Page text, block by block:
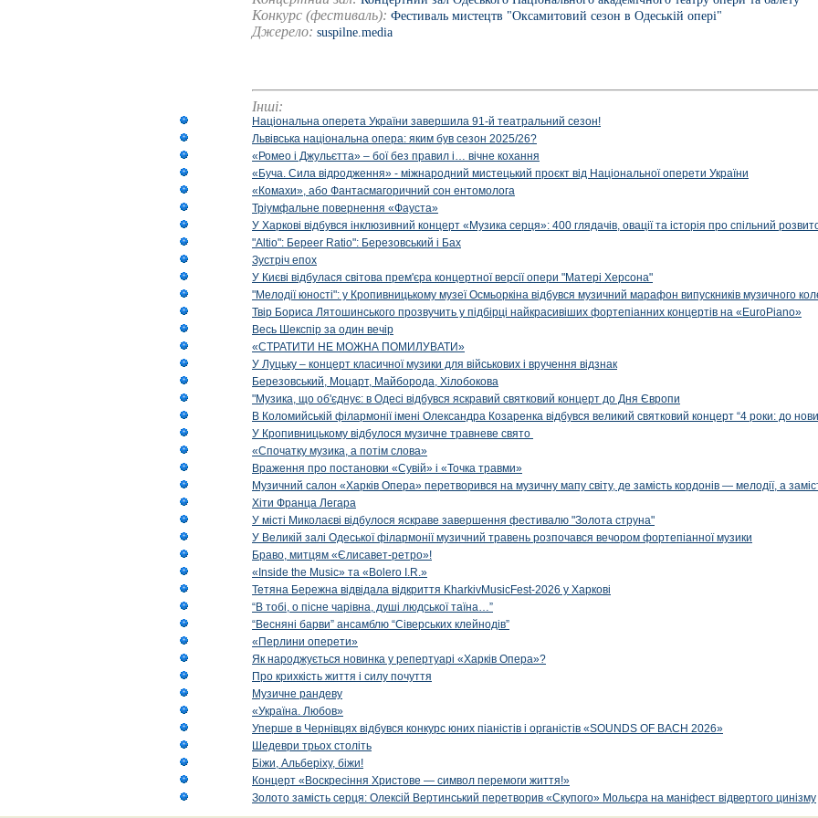
Конкурс (фестиваль): Фестиваль мистецтв "Оксамитовий сезон в Одеській опері"
Джерело: suspilne.media
Інші:
Національна оперета України завершила 91-й театральний сезон!
Львівська національна опера: яким був сезон 2025/26?
«Ромео і Джульєтта» – бої без правил і… вічне кохання
«Буча. Сила відродження» - міжнародний мистецький проєкт від Національної оперети України
«Комахи», або Фантасмагоричний сон ентомолога
Тріумфальне повернення «Фауста»
У Харкові відбувся інклюзивний концерт «Музика серця»: 400 глядачів, овації та історія про спільний
"Altio": Береer Ratio": Березовський і Бах
Зустріч епох
У Києві відбулася світова прем'єра концертної версії опери "Матері Херсона"
"Мелодії юності": у Кропивницькому музеї Осмьоркіна відбувся музичний марафон випускників музичного
Твір Бориса Лятошинського прозвучить у підбірці найкрасивіших фортепіанних концертів на «EuroPiano»
Весь Шекспір за один вечір
«СТРАТИТИ НЕ МОЖНА ПОМИЛУВАТИ»
У Луцьку – концерт класичної музики для військових і вручення відзнак
Березовський, Моцарт, Майборода, Хілобокова
"Музика, що об'єднує: в Одесі відбувся яскравий святковий концерт до Дня Європи
В Коломийській філармонії імені Олександра Козаренка відбувся великий святковий концерт “4 роки: до
У Кропивницькому відбулося музичне травневе свято
«Спочатку музика, а потім слова»
Враження про постановки «Сувій» і «Точка травми»
Музичний салон «Харків Опера» перетворився на музичну мапу світу, де замість кордонів — мелодії, а
Хіти Франца Легара
У місті Миколаєві відбулося яскраве завершення фестивалю "Золота струна"
У Великій залі Одеської філармонії музичний травень розпочався вечором фортепіанної музики
Браво, митцям «Єлисавет-ретро»!
«Inside the Music» та «Bolero I.R.»
Тетяна Бережна відвідала відкриття KharkivMusicFest-2026 у Харкові
“В тобі, о пісне чарівна, душі людської таїна…”
“Весняні барви” ансамблю “Сіверських клейнодів”
«Перлини оперети»
Як народжується новинка у репертуарі «Харків Опера»?
Про крихкість життя і силу почуття
Музичне рандеву
«Україна. Любов»
Уперше в Чернівцях відбувся конкурс юних піаністів і органістів «SOUNDS OF BACH 2026»
Шедеври трьох століть
Біжи, Альберіху, біжи!
Концерт «Воскресіння Христове — символ перемоги життя!»
Золото замість серця: Олексій Вертинський перетворив «Скупого» Мольєра на маніфест відвертого цинізму